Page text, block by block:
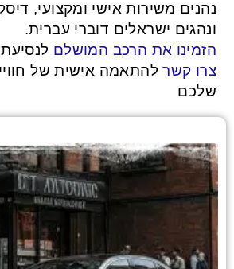
נהנים משירות אישי ומקצועי,
ונהגים ישראלים דוברי עברית.
הזמינו את הרכב המושלם
צרו קשרלהתאמה אישית של
שלכם